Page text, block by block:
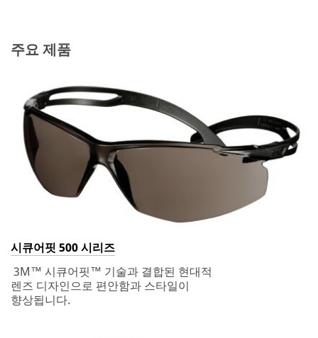
주요 제품
시큐어핏 500 시리즈
3M™ 시큐어핏™ 기술과 결합된 현대적
렌즈 디자인으로 편안함과 스타일이
향상됩니다.